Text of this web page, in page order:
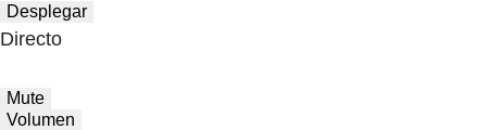
Desplegar
Directo
Mute
Volumen